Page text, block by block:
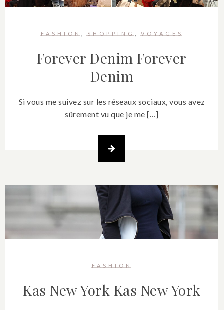
FASHION SHOPPING VOYAGES
Forever DenimForever
Denim
Si vous me suivez sur les réseaux sociaux, vous avez
sûrement vu que je me […]
FASHION
Kas New York Kas New York